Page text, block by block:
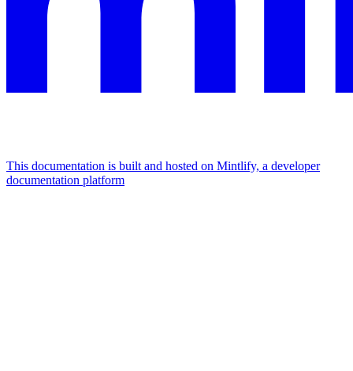
This documentation is built and hosted on Mintlify, a developer
documentation platform